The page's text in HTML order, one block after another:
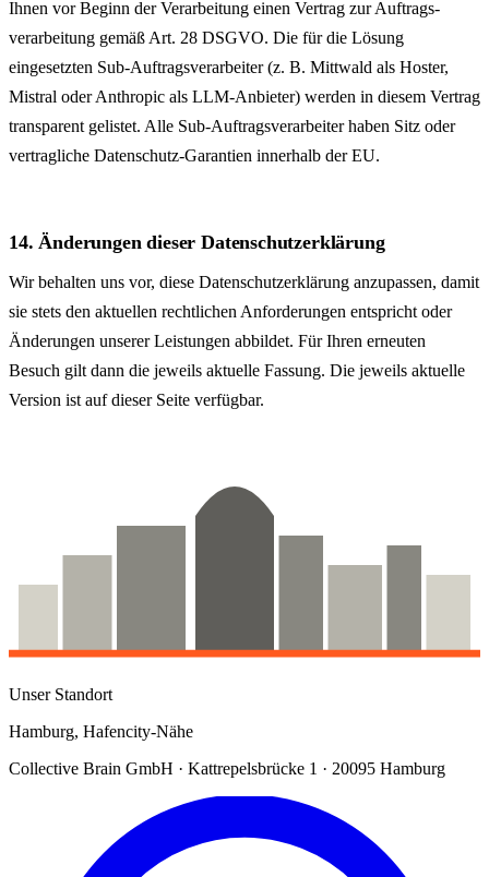
Ihnen vor Beginn der Verarbeitung einen Vertrag zur Auftrags­
verarbeitung gemäß Art. 28 DSGVO. Die für die Lösung
eingesetzten Sub-Auftrags­verarbeiter (z. B. Mittwald als Hoster,
Mistral oder Anthropic als LLM-Anbieter) werden in diesem Vertrag
transparent gelistet. Alle Sub-Auftrags­verarbeiter haben Sitz oder
vertragliche Datenschutz-Garantien innerhalb der EU.
14. Änderungen dieser Datenschutz­erklärung
Wir behalten uns vor, diese Datenschutz­erklärung anzupassen, damit
sie stets den aktuellen rechtlichen Anforderungen entspricht oder
Änderungen unserer Leistungen abbildet. Für Ihren erneuten
Besuch gilt dann die jeweils aktuelle Fassung. Die jeweils aktuelle
Version ist auf dieser Seite verfügbar.
Unser Standort
Hamburg, Hafencity-Nähe
Collective Brain GmbH · Kattrepelsbrücke 1 · 20095 Hamburg